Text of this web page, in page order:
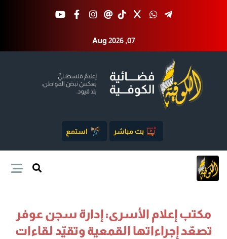
Aug 2026 ,07
بث مباشر استمع
مكتب إعلام الأسرى: إدارة سجن عوفر
تصعّد إجراءاتها القمعية وتقيّد لقاءات